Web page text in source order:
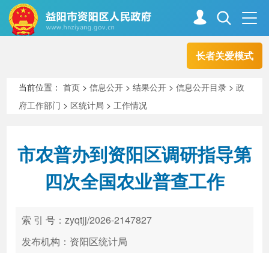
长者关爱模式
走进资阳
新闻中心 解读回应
政务服务
当前位置：首页 >信息公开 >结果公开 >信息公开目录 >政
府工作部门 > 区统计局 >工作情况
市农普办到资阳区调研指导第
四次全国农业普查工作
索 引 号：zyqtjj/2026-2147827
发布机构：资阳区统计局